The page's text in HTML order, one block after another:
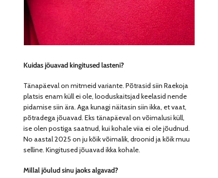
Kuidas jõuavad kingitused lasteni?
Tänapäeval on mitmeid variante. Põtrasid siin Raekoja
platsis enam küll ei ole, looduskaitsjad keelasid nende
pidamise siin ära. Aga kunagi näitasin siin ikka, et vaat,
põtradega jõuavad. Eks tänapäeval on võimalusi küll,
ise olen postiga saatnud, kui kohale viia ei ole jõudnud.
No aastal 2025 on ju kõik võimalik, droonid ja kõik muu
selline. Kingitused jõuavad ikka kohale.
Millal jõulud sinu jaoks algavad?